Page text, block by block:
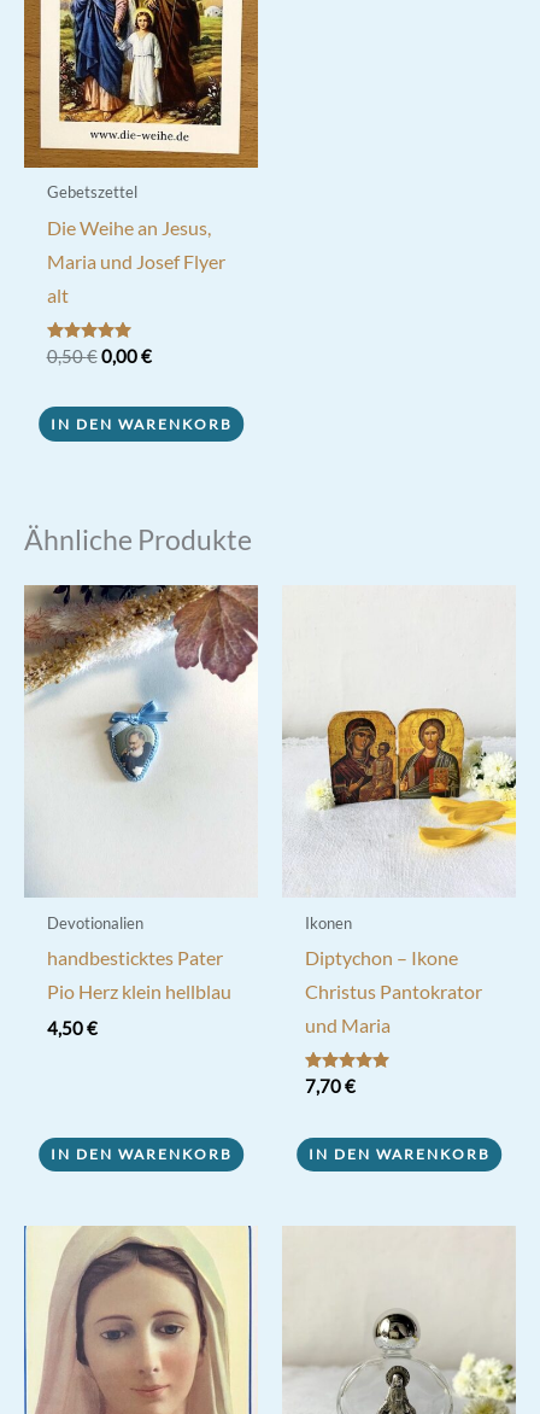
Gebetszettel
Die Weihe an Jesus,
Maria und Josef Flyer
alt
Bewertet mit
5.00
0,50€ Ursprünglicher
0,50 €
0,00€Aktueller
0,00 €.
IN DEN WARENKORB
Ähnliche Produkte
Devotionalien
handbesticktes Pater
Pio Herz klein hellblau
4,50€
IN DEN WARENKORB
Ikonen
Diptychon – Ikone
Christus Pantokrator
und Maria
Bewertet mit
5.00
7,70€
IN DEN WARENKORB